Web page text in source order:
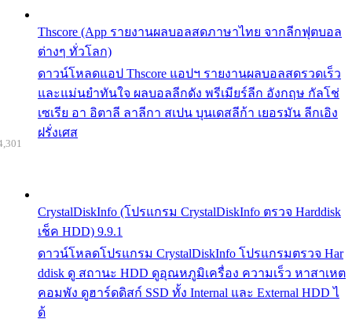
Thscore (App รายงานผลบอลสดภาษาไทย จากลีกฟุตบอล
ต่างๆ ทั่วโลก)
ดาวน์โหลดแอป Thscore แอปฯ รายงานผลบอลสดรวดเร็ว
และแม่นยำทันใจ ผลบอลลีกดัง พรีเมียร์ลีก อังกฤษ กัลโช่
เซเรีย อา อิตาลี ลาลีกา สเปน บุนเดสลีก้า เยอรมัน ลีกเอิง
ฝรั่งเศส
CrystalDiskInfo (โปรแกรม CrystalDiskInfo ตรวจ Harddisk
เช็ค HDD) 9.9.1
ดาวน์โหลดโปรแกรม CrystalDiskInfo โปรแกรมตรวจ Har
ddisk ดู สถานะ HDD ดูอุณหภูมิเครื่อง ความเร็ว หาสาเหต
คอมพัง ดูฮาร์ดดิสก์ SSD ทั้ง Internal และ External HDD ไ
ด้